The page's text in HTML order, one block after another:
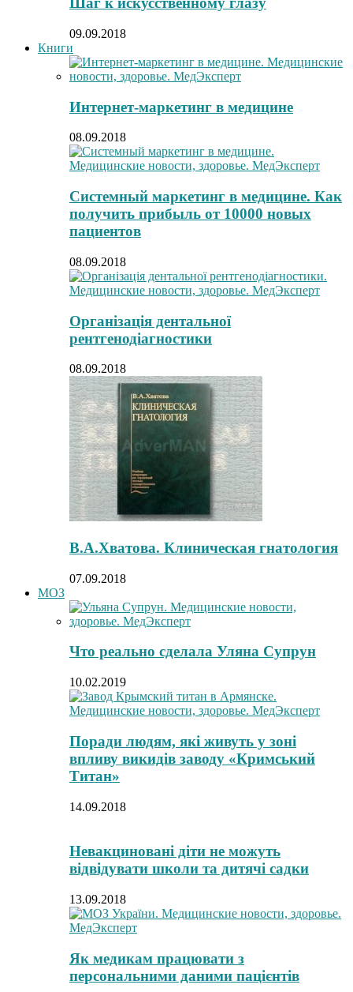
09.09.2018
Книги
Интернет-маркетинг в медицине
08.09.2018
Системный маркетинг в медицине. Как
получить прибыль от 10000 новых
пациентов
08.09.2018
Організація дентальної
рентгенодіагностики
08.09.2018
В.А.Хватова. Клиническая гнатология
07.09.2018
МОЗ
Что реально сделала Уляна Супрун
10.02.2019
Поради людям, які живуть у зоні
впливу викидів заводу «Кримський
Титан»
14.09.2018
Невакциновані діти не можуть
відвідувати школи та дитячі садки
13.09.2018
Як медикам працювати з
персональними даними пацієнтів